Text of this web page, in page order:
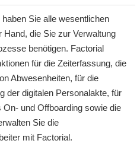
Sie alle wesentlichen
Hand, die Sie zur Verwaltung
benötigen. Factorial
für die Zeiterfassung, die
Abwesenheiten, für die
der digitalen Personalakte, für
und Offboarding sowie die
Sie die
mit Factorial.